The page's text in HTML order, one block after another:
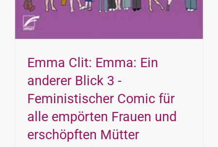
Emma Clit: Emma: Ein
anderer Blick 3 ­-
Feministischer Comic für
alle empörten Frauen und
erschöpften Mütter